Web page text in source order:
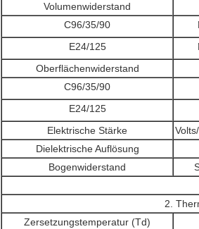
Volumenwiderstand
C96/35/90
E24/125
Oberflächenwiderstand
C96/35/90
E24/125
Elektrische Stärke
Dielektrische Auflösung
Bogenwiderstand
2.
Zersetzungstemperatur (Td)